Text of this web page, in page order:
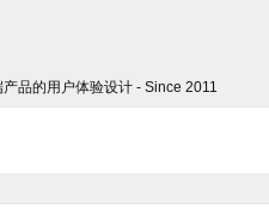
品的用户体验设计 - Since 2011